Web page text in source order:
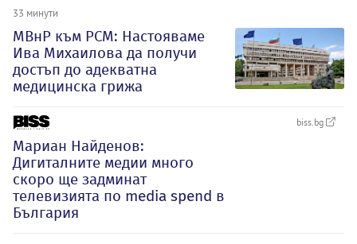
33 минути
МВнР към РСМ: Настояваме
Ива Михаилова да получи
достъп до адекватна
медицинска грижа
biss.bg
Мариан Найденов:
Дигиталните медии много
скоро ще задминат
телевизията по media spend в
България